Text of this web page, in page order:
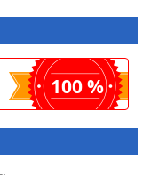
100 %